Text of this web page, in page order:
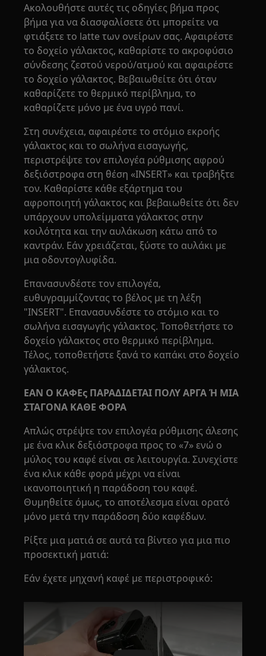
Ακολουθήστε αυτές τις οδηγίες βήμα προς
βήμα για να διασφαλίσετε ότι μπορείτε να
φτιάξετε το latte των ονείρων σας. Αφαιρέστε
το δοχείο γάλακτος, καθαρίστε το ακροφύσιο
σύνδεσης ζεστού νερού/ατμού και αφαιρέστε
το δοχείο γάλακτος. Βεβαιωθείτε ότι όταν
καθαρίζετε το θερμικό περίβλημα, το
καθαρίζετε μόνο με ένα υγρό πανί.
Στη συνέχεια, αφαιρέστε το στόμιο εκροής
γάλακτος και το σωλήνα εισαγωγής,
περιστρέψτε τον επιλογέα ρύθμισης αφρού
δεξιόστροφα στη θέση «INSERT» και τραβήξτε
τον. Καθαρίστε κάθε εξάρτημα του
αφροποιητή γάλακτος και βεβαιωθείτε ότι δεν
υπάρχουν υπολείμματα γάλακτος στην
κοιλότητα και την αυλάκωση κάτω από το
καντράν. Εάν χρειάζεται, ξύστε το αυλάκι με
μια οδοντογλυφίδα.
Επανασυνδέστε τον επιλογέα,
ευθυγραμμίζοντας το βέλος με τη λέξη
"INSERT". Επανασυνδέστε το στόμιο και το
σωλήνα εισαγωγής γάλακτος. Τοποθετήστε το
δοχείο γάλακτος στο θερμικό περίβλημα.
Τέλος, τοποθετήστε ξανά το καπάκι στο δοχείο
γάλακτος.
ΕΑΝ Ο ΚΑΦΕς ΠΑΡΑΔΙΔΕΤΑΙ ΠΟΛΥ ΑΡΓΑ Ή ΜΙΑ
ΣΤΑΓΟΝΑ ΚΑΘΕ ΦΟΡΑ
Απλώς στρέψτε τον επιλογέα ρύθμισης άλεσης
με ένα κλικ δεξιόστροφα προς το «7» ενώ ο
μύλος του καφέ είναι σε λειτουργία. Συνεχίστε
ένα κλικ κάθε φορά μέχρι να είναι
ικανοποιητική η παράδοση του καφέ.
Θυμηθείτε όμως, το αποτέλεσμα είναι ορατό
μόνο μετά την παράδοση δύο καφέδων.
Ρίξτε μια ματιά σε αυτά τα βίντεο για μια πιο
προσεκτική ματιά:
Εάν έχετε μηχανή καφέ με περιστροφικό: